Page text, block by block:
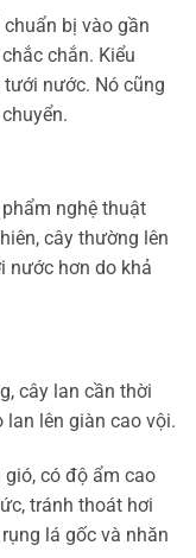
bị vào gần
chắn. Kiểu
nước. Nó cũng
nghệ thuật
cây thường lên
nước hơn do khả
cây lan cần thời
lan lên giàn cao vội.
có độ ẩm cao
tránh thoát hơi
lá gốc và nhăn